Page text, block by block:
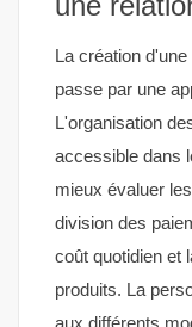
La création
passe par une
L'organisation
accessible dans
mieux évaluer
division des
coût quotidien et
produits. La